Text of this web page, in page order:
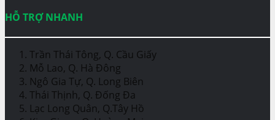
HỖ TRỢ NHANH
Trần Thái Tông, Q. Cầu Giấy
Mỗ Lao, Q. Hà Đông
Ngô Gia Tự, Q. Long Biên
Thái Thịnh, Q. Đống Đa
Lạc Long Quân, Q.Tây Hồ